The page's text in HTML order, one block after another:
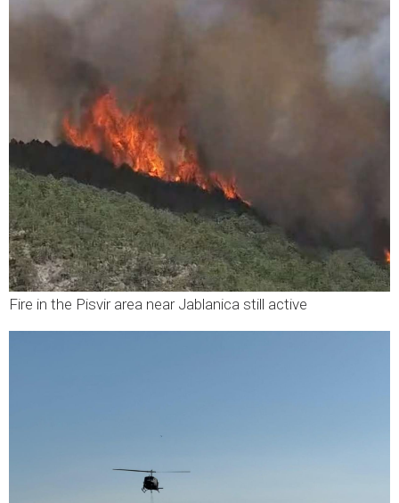
Fire in the Pisvir area near Jablanica still active